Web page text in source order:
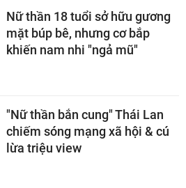
Nữ thần 18 tuổi sở hữu gương
mặt búp bê, nhưng cơ bắp
khiến nam nhi "ngả mũ"
"Nữ thần bắn cung" Thái Lan
chiếm sóng mạng xã hội & cú
lừa triệu view